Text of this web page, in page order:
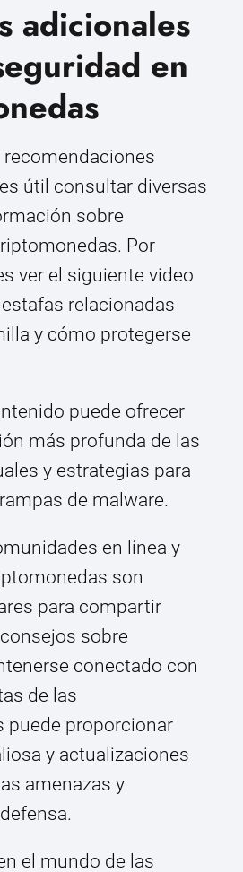
adicionales
en
útil consultar diversas
sobre
Por
ver el siguiente video
relacionadas
y cómo protegerse
puede ofrecer
más profunda de las
y estrategias para
de malware.
en línea y
son
para compartir
sobre
conectado con
de las
puede proporcionar
y actualizaciones
amenazas y
el mundo de las